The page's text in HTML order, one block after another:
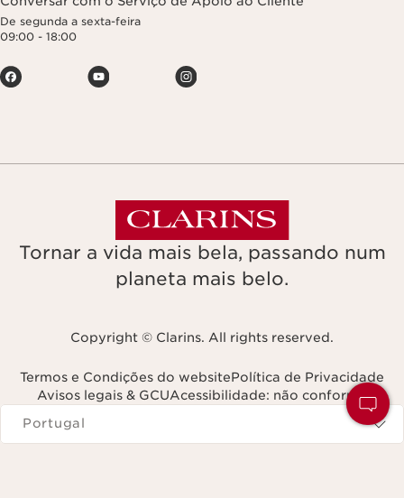
De segunda a sexta-feira
09:00 - 18:00
Tornar a vida mais bela, passando num
planeta mais belo.
Copyright © Clarins. All rights reserved.
Termos e Condições do websitePolítica de Privacidade
Avisos legais & GCUAcessibilidade: não conforme
Navega para
Portugal